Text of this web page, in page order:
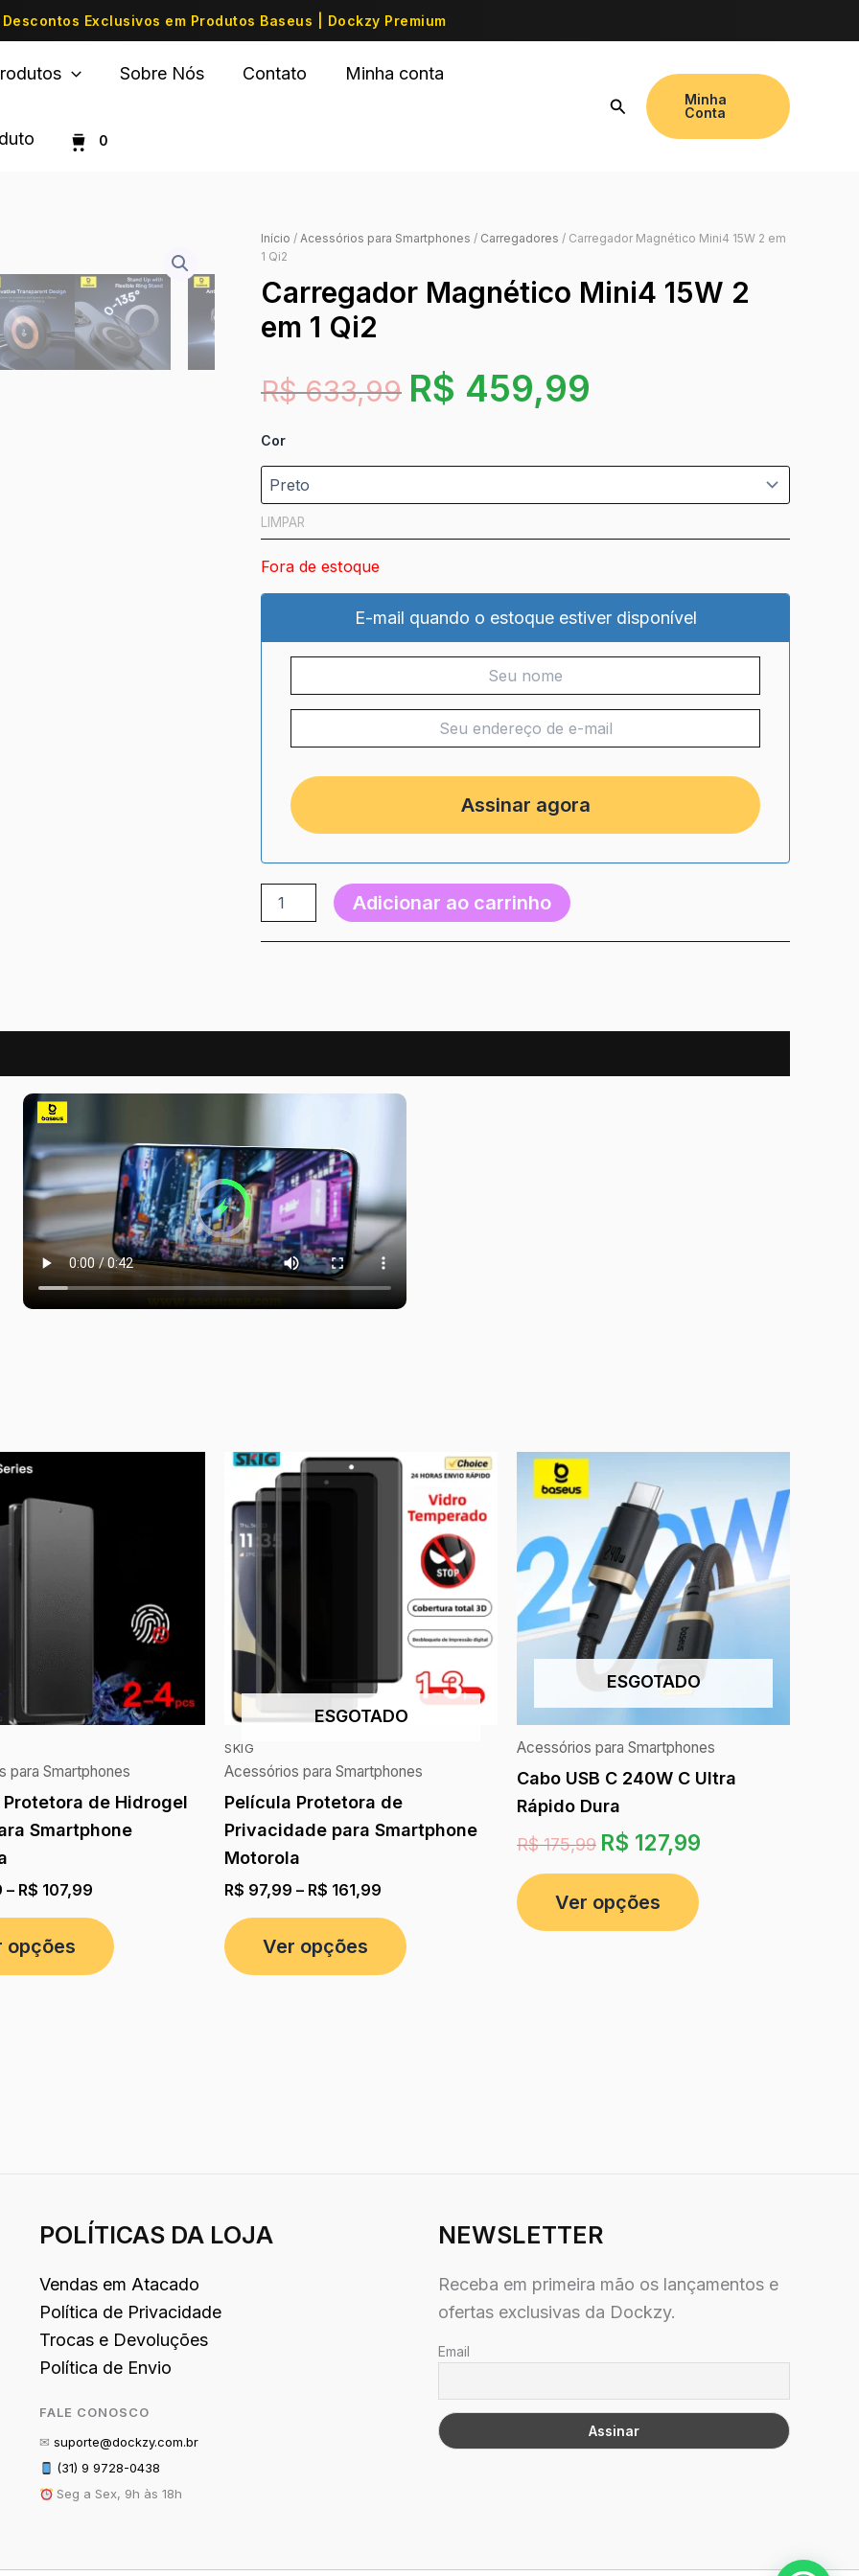
Descontos Exclusivos em Produtos Baseus | Dockzy Premium
Sobre Nós Contato Minha conta
0
Minha
Conta
Início / Acessórios para Smartphones / Carregadores / Carregador Magnético Mini4 15W 2 em
1 Qi2
Carregador Magnético Mini4 15W 2
em 1 Qi2
R$633,99 R$ 459,99
Cor
LIMPAR
Fora de estoque
E-mail quando o estoque estiver disponível
Adicionar ao carrinho
para Smartphones
Protetora de Hidrogel
Smartphone
– R$ 107,99
opções
SKIG
ESGOTADO
Acessórios para Smartphones
Película Protetora de
Privacidade para Smartphone
Motorola
R$ 97,99 – R$ 161,99
Ver opções
ESGOTADO
Acessórios para Smartphones
Cabo USB C 240W C Ultra
Rápido Dura
R$175,99 R$ 127,99
Ver opções
POLÍTICAS DA LOJA
Vendas em Atacado
Política de Privacidade
Trocas e Devoluções
Política de Envio
FALE CONOSCO
✉ suporte@dockzy.com.br
(31) 9 9728-0438
Seg a Sex, 9h às 18h
NEWSLETTER
Receba em primeira mão os lançamentos e
ofertas exclusivas da Dockzy.
Email